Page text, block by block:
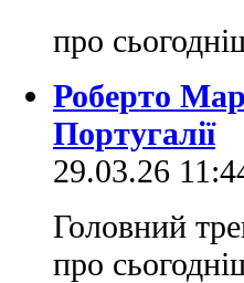
про
Роберто
Португалії
29.03.26
Головний
про